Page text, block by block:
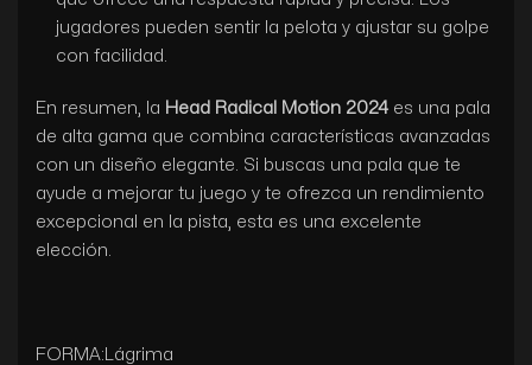
jugadores pueden sentir la pelota y ajustar su golpe
con facilidad.
En resumen, la Head Radical Motion 2024 es una pala
de alta gama que combina características avanzadas
con un diseño elegante. Si buscas una pala que te
ayude a mejorar tu juego y te ofrezca un rendimiento
excepcional en la pista, esta es una excelente
elección.
FORMA:Lágrima